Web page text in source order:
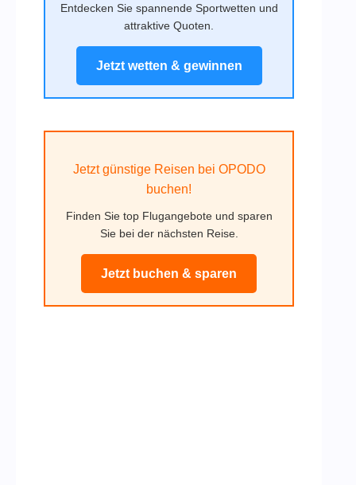
Entdecken Sie spannende Sportwetten und
attraktive Quoten.
Jetzt wetten & gewinnen
Jetzt günstige Reisen bei OPODO
buchen!
Finden Sie top Flugangebote und sparen
Sie bei der nächsten Reise.
Jetzt buchen & sparen